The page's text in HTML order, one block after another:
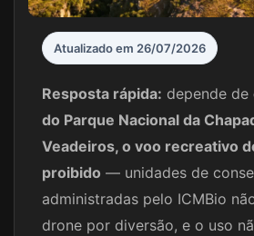
Atualizado em 26/07/2026
Resposta rápida: depende de
do Parque Nacional da
Veadeiros, o voo recreativo
proibido — unidades de
administradas pelo ICMBio
drone por diversão, e o uso